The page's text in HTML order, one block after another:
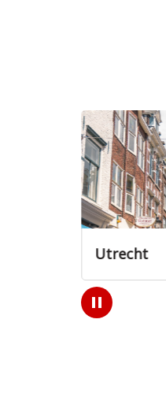
Veenendaal
Play
/